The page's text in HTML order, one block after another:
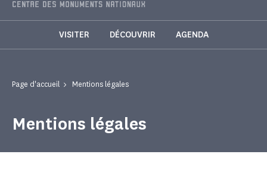
VISITER DÉCOUVRIR AGENDA
Page d'accueil Mentions légales
Mentions légales